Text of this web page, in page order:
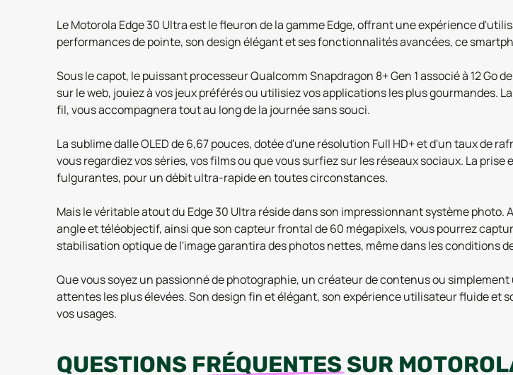
Le Motorola Edge 30 Ultra est le fleuron de la gamme Edge, offrant une expérience
performances de pointe, son design élégant et ses fonctionnalités avancées, ce
Sous le capot, le puissant processeur Qualcomm Snapdragon 8+ Gen 1 associé à 12
sur le web, jouiez à vos jeux préférés ou utilisiez vos applications les plus gourmandes.
fil, vous accompagnera tout au long de la journée sans souci.
La sublime dalle OLED de 6,67 pouces, dotée d'une résolution Full HD+ et d'un taux de
vous regardiez vos séries, vos films ou que vous surfiez sur les réseaux sociaux. La
fulgurantes, pour un débit ultra-rapide en toutes circonstances.
Mais le véritable atout du Edge 30 Ultra réside dans son impressionnant système
angle et téléobjectif, ainsi que son capteur frontal de 60 mégapixels, vous pourrez
stabilisation optique de l'image garantira des photos nettes, même dans les conditions
Que vous soyez un passionné de photographie, un créateur de contenus ou
attentes les plus élevées. Son design fin et élégant, son expérience utilisateur fluide
vos usages.
QUESTIONS FRÉQUENTES SUR